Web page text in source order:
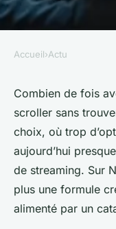
Quels
Claude•22/06/2026
Accueil›Actu
Combien de fois
scroller sans
choix, où trop
aujourd’hui
de streaming. Sur
plus une formule
alimenté par un